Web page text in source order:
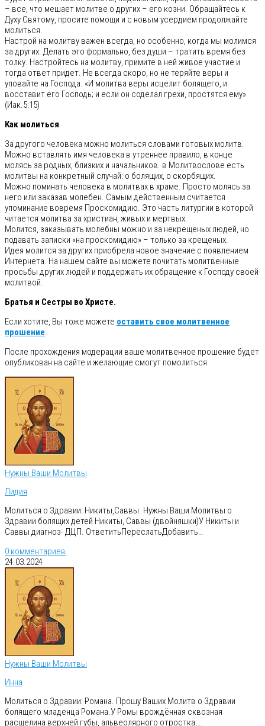
– все, что мешает молитве о других – его козни. Обращайтесь к
Духу Святому, просите помощи и с новым усердием продолжайте
молиться.
Настрой на молитву важен всегда, но особенно, когда мы молимся
за других. Делать это формально, без души – тратить время без
толку. Настройтесь на молитву, примите в ней живое участие и
тогда ответ придет. Не всегда скоро, но не теряйте веры и
уповайте на Господа. «И молитва веры исцелит болящего, и
восставит его Господь; и если он соделал грехи, простятся ему»
(Иак.5:15)
Как молиться
За другого человека можно молиться словами готовых молитв.
Можно вставлять имя человека в утреннее правило, в конце
молясь за родных, близких и начальников. в Молитвослове есть
молитвы на конкретный случай: о болящих, о скорбящих.
Можно поминать человека в молитвах в храме. Просто молясь за
него или заказав молебен. Самым действенным считается
упоминание вовремя Проскомидию. Это часть литургии в которой
читается молитва за христиан, живых и мертвых.
Молится, заказывать молебны можно и за некрещеных людей, но
подавать записки «на проскомидию» – только за крещеных.
Идея молится за других приобрела новое значение с появлением
Интернета. На нашем сайте вы можете почитать молитвенные
просьбы других людей и поддержать их обращение к Господу своей
молитвой.​
Братья и Сестры во Христе.
Если хотите, Вы тоже можете оставить свое молитвенное
прошение.
После прохождения модерации ваше молитвенное прошение будет
опубликован на сайте и желающие смогут помолиться.
Нужны Ваши Молитвы
Лидия
Молиться о Здравии: Никиты,Саввы. Нужны Ваши Молитвы о
Здравии болящих детей Никиты, Саввы (двойняшки)У Никиты и
Саввы диагноз- ДЦП. ОтветитьПереслатьДобавить…
0 комментариев
24.03.2024
Нужны Ваши Молитвы
Инна
Молиться о Здравии: Романа. Прошу Ваших Молитв о Здравии
болящего младенца Романа.У Ромы врождённая сквозная
расщелина верхней губы, альвеолярного отростка,…